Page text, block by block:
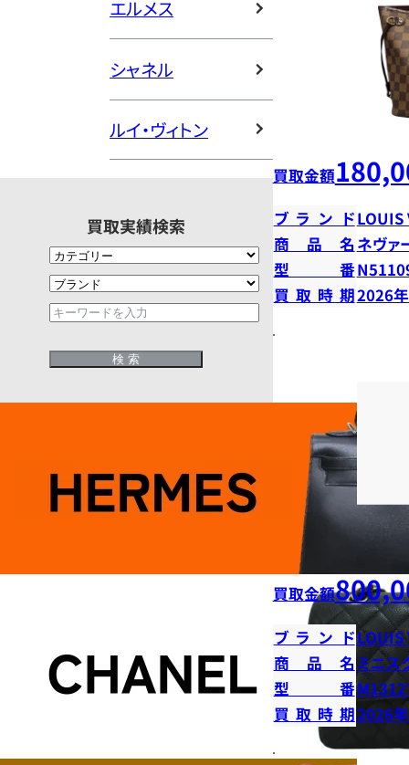
エルメス
シャネル
ルイ・ヴィトン
買取実績検索
買取金額
ブランドLOUIS
商品名 ネヴァ
型番
買取時期2026
買取金額
ブランドLOUIS
商品名 ミニス
型番
買取時期2026